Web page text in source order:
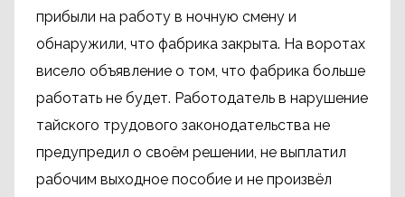
прибыли на работу в ночную смену и
обнаружили, что фабрика закрыта. На воротах
висело объявление о том, что фабрика больше
работать не будет. Работодатель в нарушение
тайского трудового законодательства не
предупредил о своём решении, не выплатил
рабочим выходное пособие и не произвёл